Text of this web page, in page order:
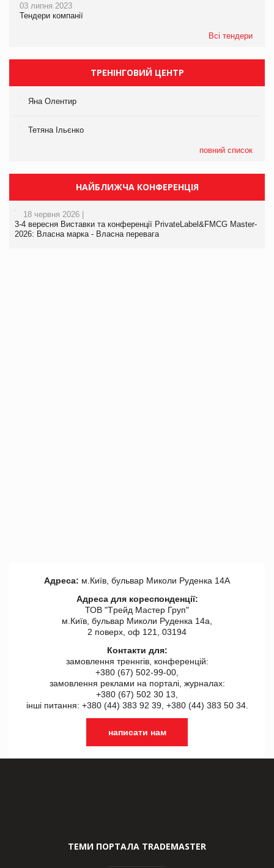
03 липня 2023
Тендери компанії
Всі тендери
ТРЕНІНГОВИЙ ЦЕНТР
Яна Олентир
Тетяна Ільєнко
повний список
НАЙБЛИЖЧА КОНФЕРЕНЦІЯ
18 червня 2026 |
3-4 вересня Виставки та конференції PrivateLabel&FMCG Master-
2026: Власна марка - Власна перевага
Адреса: м.Київ, бульвар Миколи Руденка 14А
Адреса для кореспонденції:
ТОВ "Tрейд Мастер Груп"
м.Київ, бульвар Миколи Руденка 14а,
2 поверх, оф 121, 03194
Контакти для:
замовлення треннгів, конференцій:
+380 (67) 502-99-00,
замовлення реклами на порталі, журналах:
+380 (67) 502 30 13,
інші питання: +380 (44) 383 92 39, +380 (44) 383 50 34.
написати нам
ТЕМИ ПОРТАЛА TRADEMASTER